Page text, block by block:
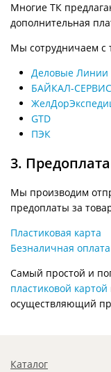
Многие ТК
дополнительная
Мы сотрудничаем с
Деловые Линии
БАЙКАЛ-СЕРВИС
GTD
ПЭК
3.
Мы производим
предоплаты за
Пластиковая карта
Безналичная оплата
Самый простой и
пластиковой картой
осуществляющий
Каталог